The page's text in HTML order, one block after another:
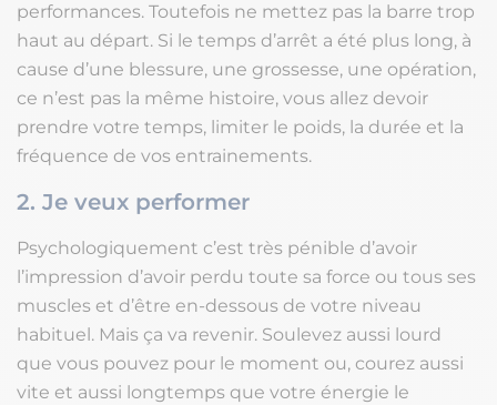
performances. Toutefois ne mettez pas la barre trop
haut au départ. Si le temps d’arrêt a été plus long, à
cause d’une blessure, une grossesse, une opération,
ce n’est pas la même histoire, vous allez devoir
prendre votre temps, limiter le poids, la durée et la
fréquence de vos entrainements.
2. Je veux performer
Psychologiquement c’est très pénible d’avoir
l’impression d’avoir perdu toute sa force ou tous ses
muscles et d’être en-dessous de votre niveau
habituel. Mais ça va revenir. Soulevez aussi lourd
que vous pouvez pour le moment ou, courez aussi
vite et aussi longtemps que votre énergie le